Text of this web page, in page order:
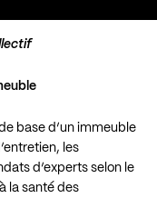
base d’un immeuble
les
d’experts selon le
la santé des